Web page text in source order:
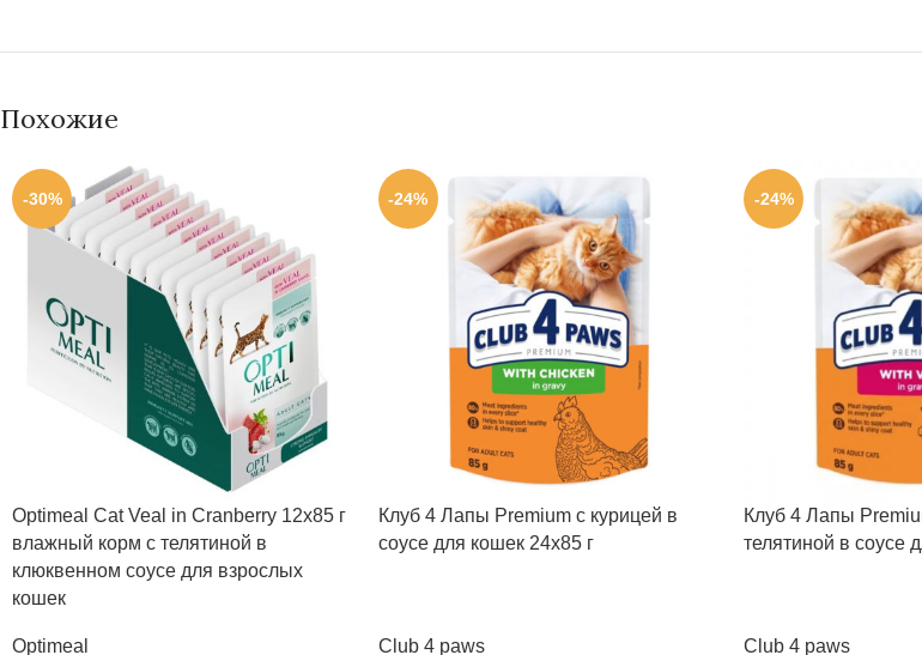
Похожие
-30%
Optimeal Cat Veal in Cranberry 12х85 г
влажный корм с телятиной в
клюквенном соусе для взрослых
кошек
Optimeal
-24%
Клуб 4 Лапы Premium с курицей в
соусе для кошек 24х85 г
Club 4 paws
-24%
Клуб 4 Лапы
телятиной в соусе
Club 4 paws